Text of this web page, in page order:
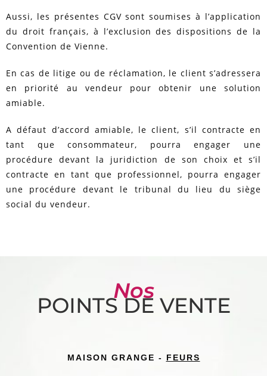
Aussi, les présentes CGV sont soumises à l’application
du droit français, à l’exclusion des dispositions de la
Convention de Vienne.
En cas de litige ou de réclamation, le client s’adressera
en priorité au vendeur pour obtenir une solution
amiable.
A défaut d’accord amiable, le client, s’il contracte en
tant que consommateur, pourra engager une
procédure devant la juridiction de son choix et s’il
contracte en tant que professionnel, pourra engager
une procédure devant le tribunal du lieu du siège
social du vendeur.
Nos
POINTS DE VENTE
MAISON GRANGE - FEURS